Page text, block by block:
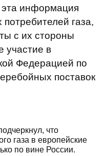
эта информация
газа,
с их стороны
участие в
Федерацией по
поставок
что
газа в европейские
по вине России.